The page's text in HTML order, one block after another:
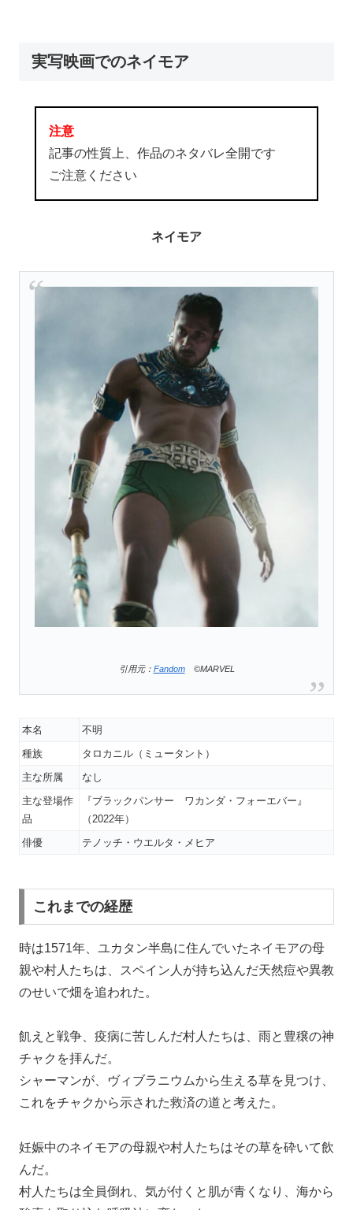
実写映画でのネイモア
注意
記事の性質上、作品のネタバレ全開です
ご注意ください
ネイモア
引用元： Fandom©MARVEL
本名
不明
種族
タロカニル（ミュータント）
主な所属
なし
主な登場作
品
『ブラックパンサー ワカンダ・フォーエバー』
（2022年）
俳優
テノッチ・ウエルタ・メヒア
これまでの経歴
時は1571年、ユカタン半島に住んでいたネイモアの母
親や村人たちは、スペイン人が持ち込んだ天然痘や異教
のせいで畑を追われた。
飢えと戦争、疫病に苦しんだ村人たちは、雨と豊穣の神
チャクを拝んだ。
シャーマンが、ヴィブラニウムから生える草を見つけ、
これをチャクから示された救済の道と考えた。
妊娠中のネイモアの母親や村人たちはその草を砕いて飲
んだ。
村人たちは全員倒れ、気が付くと肌が青くなり、海から